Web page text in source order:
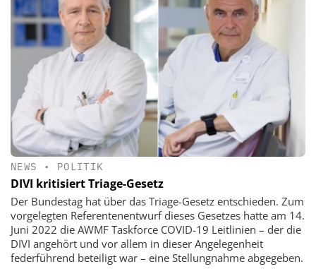
NEWS • POLITIK
DIVI kritisiert Triage-Gesetz
Der Bundestag hat über das Triage-Gesetz entschieden. Zum
vorgelegten Referentenentwurf dieses Gesetzes hatte am 14.
Juni 2022 die AWMF Taskforce COVID-19 Leitlinien – der die
DIVI angehört und vor allem in dieser Angelegenheit
federführend beteiligt war – eine Stellungnahme abgegeben.